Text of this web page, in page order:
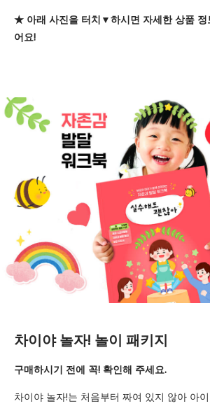
★ 아래 사진을 터치▼하시면 자세한 상품 정
어요!
차이야 놀자! 놀이 패키지
구매하시기 전에 꼭! 확인해 주세요.
차이야 놀자!는 처음부터 짜여 있지 않아 아